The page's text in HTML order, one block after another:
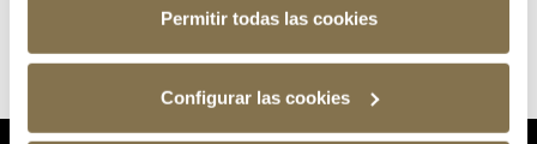
Permitir todas las cookies
Configurar las cookies